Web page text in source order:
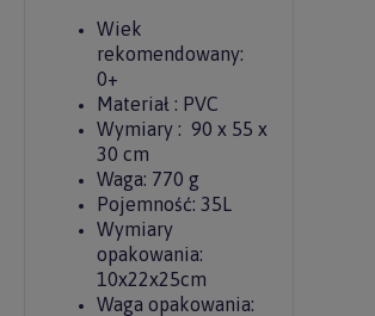
Wiek
rekomendowany:
0+
Materiał : PVC
Wymiary : 90 x 55 x
30 cm
Waga: 770 g
Pojemność: 35L
Wymiary
opakowania:
10x22x25cm
Waga opakowania: